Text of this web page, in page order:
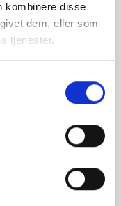
kombinere disse
dem, eller som
tjenester.
rådgivning